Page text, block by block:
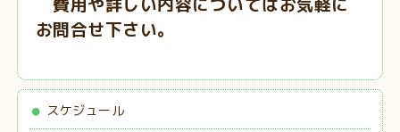
お問合せ下さい。
スケジュール